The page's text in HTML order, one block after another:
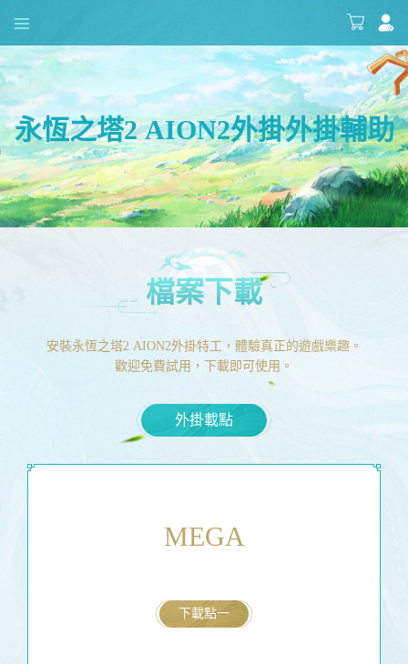
永恆之塔2 AION2外掛外掛輔助
檔案下載
安裝永恆之塔2 AION2外掛特工，體驗真正的遊戲樂趣。
歡迎免費試用，下載即可使用。
外掛載點
MEGA
下載點一